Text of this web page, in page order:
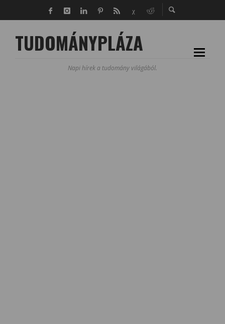
TUDOMÁNYPLÁZA
Napi hírek a tudomány világából.